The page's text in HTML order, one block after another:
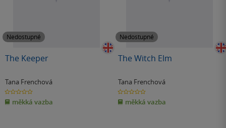
Nedostupné
The Keeper
Tana Frenchová
0.0
z
5
hvězdiček
měkká vazba
Nedostupné
The Witch Elm
Tana Frenchová
0.0
z
5
hvězdiček
měkká vazba